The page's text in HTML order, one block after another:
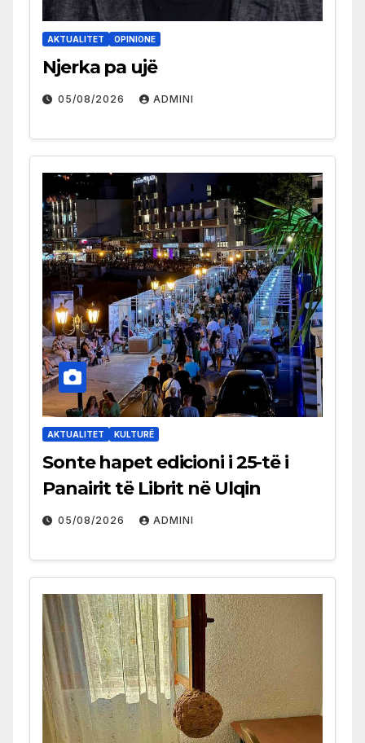
AKTUALITET OPINIONE
Njerka pa ujë
05/08/2026 ADMINI
AKTUALITET KULTURË
Sonte hapet edicioni i 25-të i
Panairit të Librit në Ulqin
05/08/2026 ADMINI